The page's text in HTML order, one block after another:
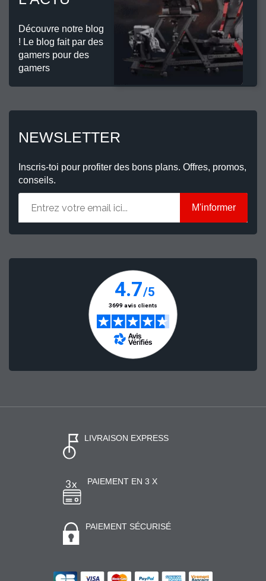
Découvre notre blog
! Le blog fait par des
gamers pour des
gamers
NEWSLETTER
Inscris-toi pour profiter des bons plans. Offres, promos,
conseils.
M'informer
LIVRAISON EXPRESS
PAIEMENT EN 3 X
PAIEMENT SÉCURISÉ